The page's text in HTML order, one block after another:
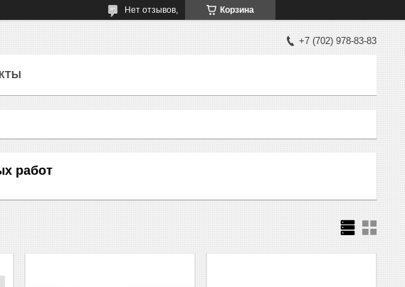
Корзина
Нет отзывов,
+7 (702) 978-83-83
работ